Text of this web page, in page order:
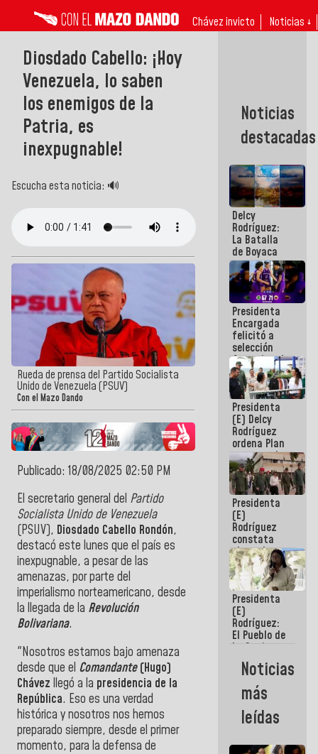
Chávez invicto Noticias ↓
Diosdado Cabello: ¡Hoy
Venezuela, lo saben
los enemigos de la
Patria, es
inexpugnable!
Escucha esta noticia: 🔊
Rueda de prensa del Partido Socialista
Unido de Venezuela (PSUV)
Con el Mazo Dando
Publicado: 18/08/2025 02:50 PM
El secretario general del Partido
Socialista Unido de Venezuela
(PSUV), Diosdado Cabello Rondón,
destacó este lunes que el país es
inexpugnable, a pesar de las
amenazas, por parte del
imperialismo norteamericano, desde
la llegada de la Revolución
Bolivariana.
"Nosotros estamos bajo amenaza
desde que el Comandante(Hugo)
Chávez llegó a la presidencia de la
República. Eso es una verdad
histórica y nosotros nos hemos
preparado siempre, desde el primer
momento, para la defensa de
Noticias
destacadas
Delcy
Rodríguez:
La Batalla
de Boyaca
representa
un capítulo
decisivo en
la gesta
emancipadora
de nuestra
América
Presidenta
Encargada
felicitó a
selección
femenina de
baloncesto
por su
clasificación
a la
AmeriCup
2027
Presidenta
(E) Delcy
Rodríguez
ordena Plan
maestro de
desarrollo
logístico y
turístico
para La
Guaira
Presidenta
(E)
Rodríguez
constata
obras de
rehabilitación
de Escuela
Militar de
Mamo en La
Guaira
Presidenta
(E)
Rodríguez:
El Pueblo de
La Guaira
siempre
estará
acompañada
por el
Gobierno
Nacional
Noticias
más
leídas